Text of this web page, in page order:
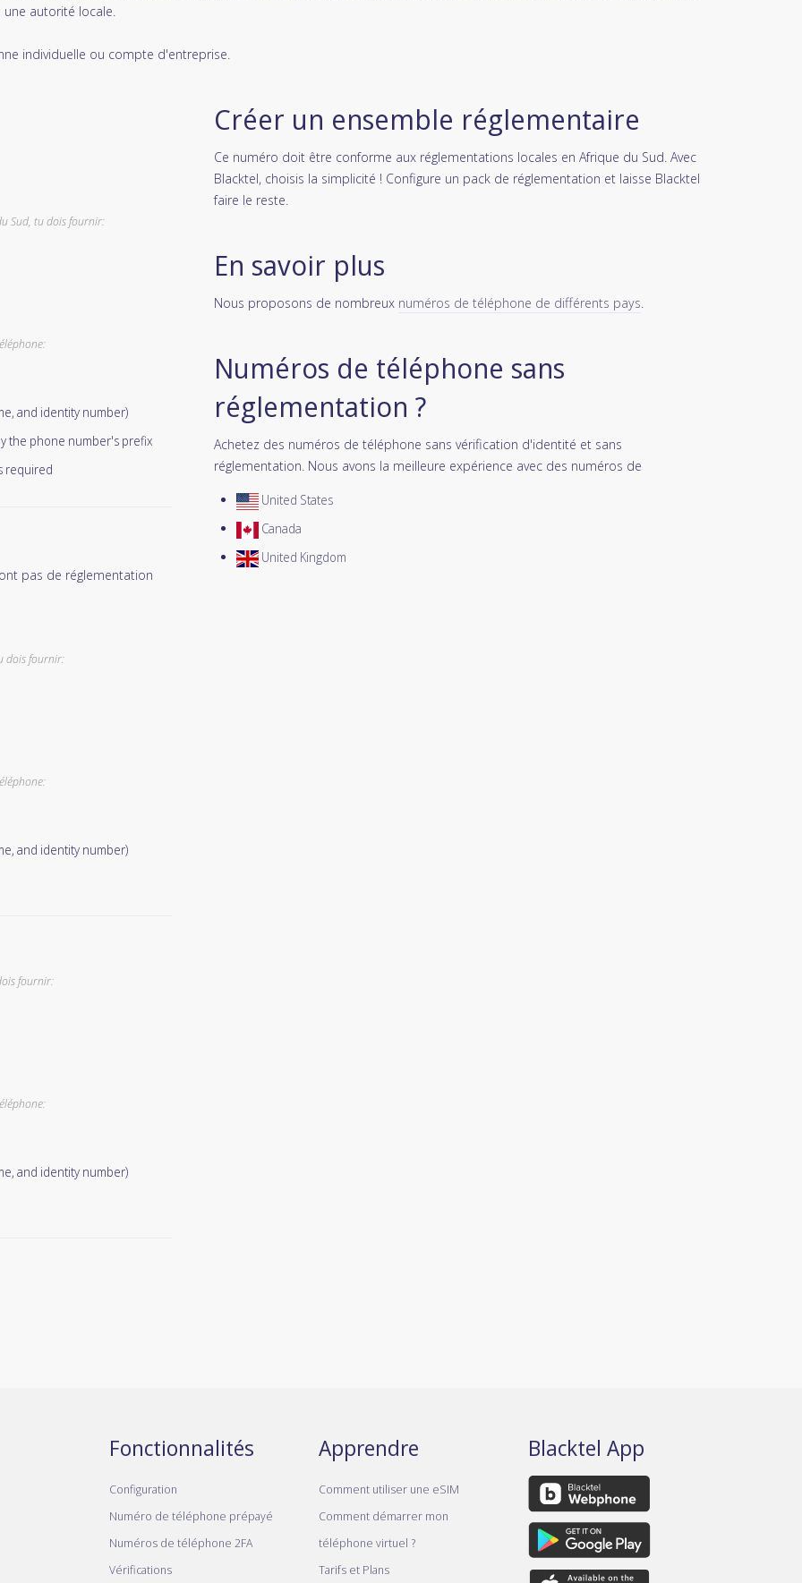
autorité locale.
individuelle ou compte d'entreprise.
Sud, tu dois fournir:
and identity number)
the phone number's prefix
required
pas de réglementation
dois fournir:
and identity number)
fournir:
and identity number)
Créer un ensemble réglementaire
Ce numéro doit être conforme aux réglementations locales en Afrique du Sud. Avec
Blacktel, choisis la simplicité ! Configure un pack de réglementation et laisse Blacktel
faire le reste.
En savoir plus
Nous proposons de nombreux numéros de téléphone de différents pays.
Numéros de téléphone sans
réglementation ?
Achetez des numéros de téléphone sans vérification d'identité et sans
réglementation. Nous avons la meilleure expérience avec des numéros de
United States
Canada
United Kingdom
Fonctionnalités
Configuration
Numéro de téléphone prépayé
Numéros de téléphone 2FA
Vérifications
Apprendre
Comment utiliser une eSIM
Comment démarrer mon
téléphone virtuel ?
Tarifs et Plans
Blacktel App